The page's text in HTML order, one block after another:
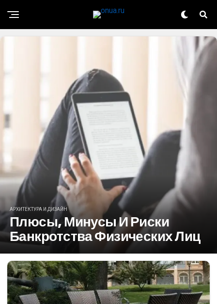
АРХИТЕКТУРА И ДИЗАЙН
Плюсы, Минусы И Риски
Банкротства Физических Лиц